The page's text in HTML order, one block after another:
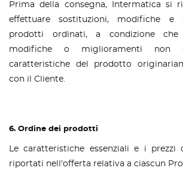
Prima della consegna, Intermatica si
effettuare sostituzioni, modifiche e
prodotti ordinati, a condizione che
modifiche o miglioramenti non
caratteristiche del prodotto
con il Cliente.
6. Ordine dei prodotti
Le caratteristiche essenziali e i prezzi
riportati nell'offerta relativa a ciascun